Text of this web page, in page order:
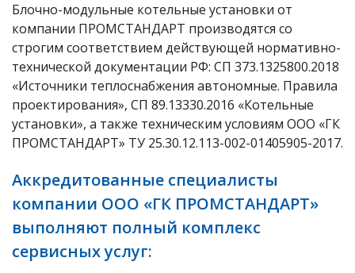
Блочно-модульные котельные установки от
компании ПРОМСТАНДАРТ производятся со
строгим соответствием действующей нормативно-
технической документации РФ: СП 373.1325800.2018
«Источники теплоснабжения автономные. Правила
проектирования», СП 89.13330.2016 «Котельные
установки», а также техническим условиям ООО «ГК
ПРОМСТАНДАРТ» ТУ 25.30.12.113-002-01405905-2017.
Аккредитованные специалисты
компании ООО «ГК ПРОМСТАНДАРТ»
выполняют полный комплекс
сервисных услуг: